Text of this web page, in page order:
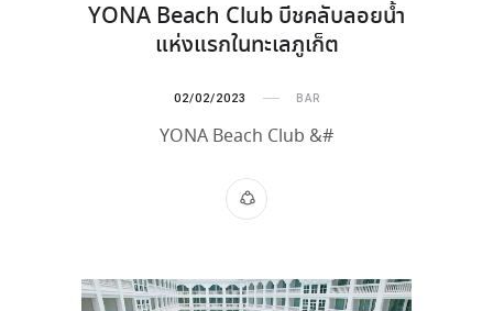
YONA Beach Club บีชคลับลอยน้ำ
แห่งแรกในทะเลภูเก็ต
02/02/2023 BAR
YONA Beach Club &#